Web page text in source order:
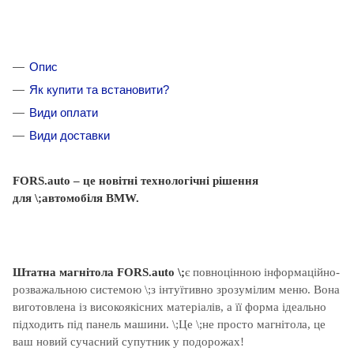
Опис
Як купити та встановити?
Види оплати
Види доставки
FORS.auto – це новітні технологічні рішення
для \;автомобіля BMW.
Штатна магнітола FORS.auto \;є повноцінною інформаційно-
розважальною системою \;з інтуїтивно зрозумілим меню. Вона
виготовлена із високоякісних матеріалів, а її форма ідеально
підходить під панель машини. \;Це \;не просто магнітола, це
ваш новий сучасний супутник у подорожах!